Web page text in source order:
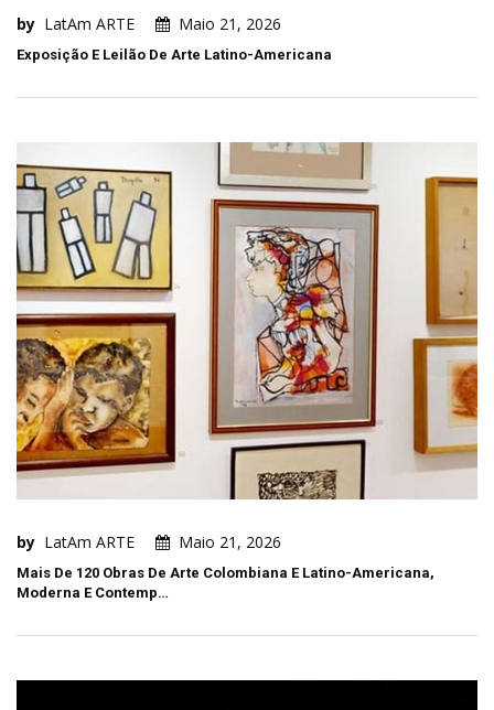
by LatAm ARTE Maio 21, 2026
Exposição E Leilão De Arte Latino-Americana
by LatAm ARTE Maio 21, 2026
Mais De 120 Obras De Arte Colombiana E Latino-Americana,
Moderna E Contemp…